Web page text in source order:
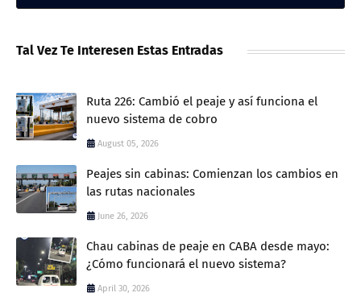
Tal Vez Te Interesen Estas Entradas
Ruta 226: Cambió el peaje y así funciona el
nuevo sistema de cobro
August 05, 2026
Peajes sin cabinas: Comienzan los cambios en
las rutas nacionales
June 26, 2026
Chau cabinas de peaje en CABA desde mayo:
¿Cómo funcionará el nuevo sistema?
April 30, 2026